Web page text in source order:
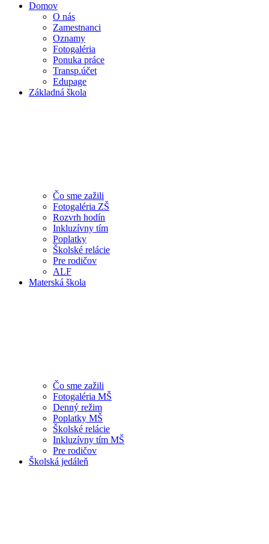
Domov
O nás
Zamestnanci
Oznamy
Fotogaléria
Ponuka práce
Transp.účet
Edupage
Základná škola
Čo sme zažili
Fotogaléria ZŠ
Rozvrh hodín
Inkluzívny tím
Poplatky
Školské relácie
Pre rodičov
ALF
Materská škola
Čo sme zažili
Fotogaléria MŠ
Denný režim
Poplatky MŠ
Školské relácie
Inkluzívny tím MŠ
Pre rodičov
Školská jedáleň